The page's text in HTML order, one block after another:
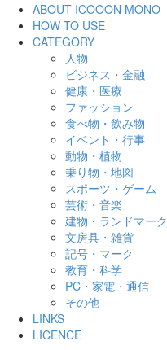
ABOUT ICOOON MONO
HOW TO USE
CATEGORY
人物
ビジネス・金融
健康・医療
ファッション
食べ物・飲み物
イベント・行事
動物・植物
乗り物・地図
スポーツ・ゲーム
芸術・音楽
建物・ランドマーク
文房具・雑貨
記号・マーク
教育・科学
PC・家電・通信
その他
LINKS
LICENCE